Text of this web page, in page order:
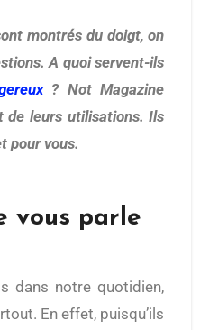
A quoi servent-ils
? Not Magazine
de leurs utilisations. Ils
pour vous.
vous parle
En effet, puisqu’ils